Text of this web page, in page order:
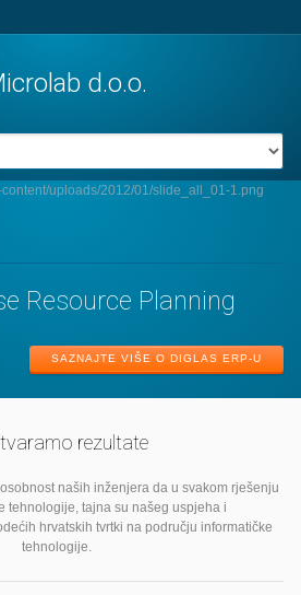
Resource Planning
SAZNAJTE VIŠE O DIGLAS ERP-U
rezultate
naših inženjera da u svakom rješenju
tehnologije, tajna su našeg uspjeha i
hrvatskih tvrtki na području informatičke
tehnologije.